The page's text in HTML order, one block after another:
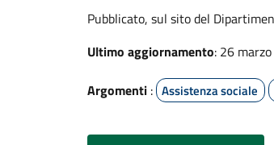
Pubblicato, sul sito del
Ultimo aggiornamento: 26
Argomenti : Assistenza sociale